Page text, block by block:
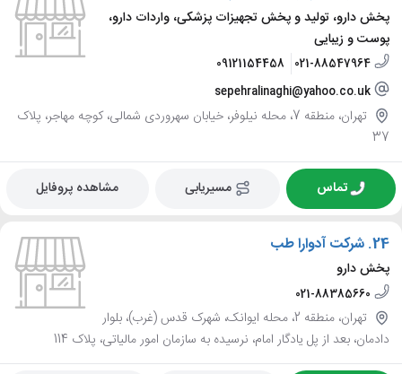
پخش دارو، تولید و پخش تجهیزات پزشکی، واردات دارو،
پوست و زیبایی
021-88547964
09121154458
sepehralinaghi@yahoo.co.uk
تهران، منطقه 7، محله نیلوفر، خیابان سهروردی شمالی، کوچه مهاجر، پلاک
37
تماس مسیریابی مشاهده پروفایل
24. شرکت آدوارا طب
پخش دارو
021-88385660
تهران، منطقه 2، محله ایوانک، شهرک قدس (غرب)، بلوار
دادمان، بعد از پل یادگار امام، نرسیده به سازمان امور مالیاتی، پلاک 114